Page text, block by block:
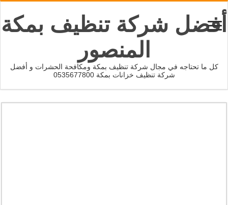
أفضل شركة تنظيف بمكة
المنصور
كل ما تحتاجه في مجال شركة تنظيف بمكة ومكافحة الحشرات و أفضل
شركة تنظيف خزانات بمكة 0535677800